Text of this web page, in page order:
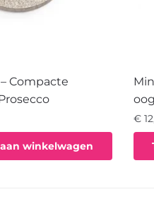
Compacte
winkelwagen
€